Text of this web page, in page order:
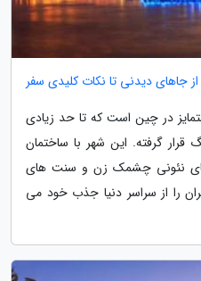
دیدنی تا نکات کلیدی سفر
در چین است که تا حد زیادی
گرفته. این شهر با ساختمان
نئونی چشمک زن و سنت های
را از سراسر دنیا جذب خود می